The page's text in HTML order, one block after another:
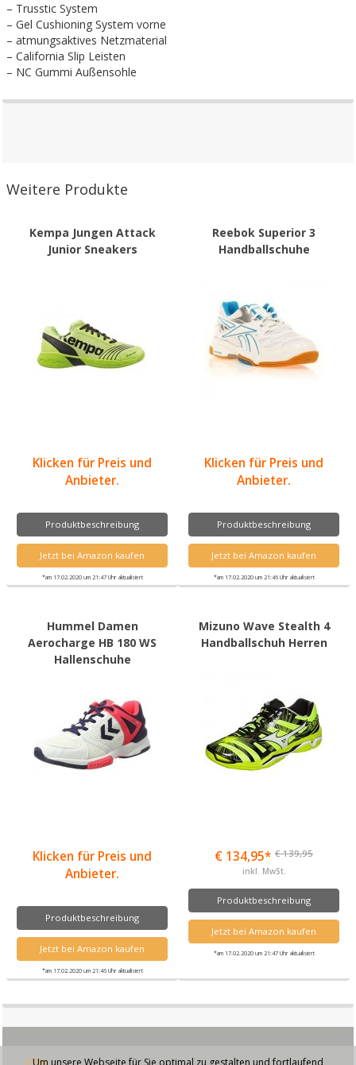
– Trusstic System
– Gel Cushioning System vorne
– atmungsaktives Netzmaterial
– California Slip Leisten
– NC Gummi Außensohle
Weitere Produkte
Kempa Jungen Attack
Junior Sneakers
Klicken für Preis und
Anbieter.
Produktbeschreibung
Jetzt bei Amazon kaufen
*am 17.02.2020 um 21:47 Uhr aktualisiert
Reebok Superior 3
Handballschuhe
Klicken für Preis und
Anbieter.
Produktbeschreibung
Jetzt bei Amazon kaufen
*am 17.02.2020 um 21:46 Uhr aktualisiert
Hummel Damen
Aerocharge HB 180 WS
Hallenschuhe
Klicken für Preis und
Anbieter.
Produktbeschreibung
Jetzt bei Amazon kaufen
*am 17.02.2020 um 21:46 Uhr aktualisiert
Mizuno Wave Stealth 4
Handballschuh Herren
€ 134,95* € 139,95
inkl. MwSt.
Produktbeschreibung
Jetzt bei Amazon kaufen
*am 17.02.2020 um 21:47 Uhr aktualisiert
Um unsere Webseite für Sie optimal zu gestalten und fortlaufend